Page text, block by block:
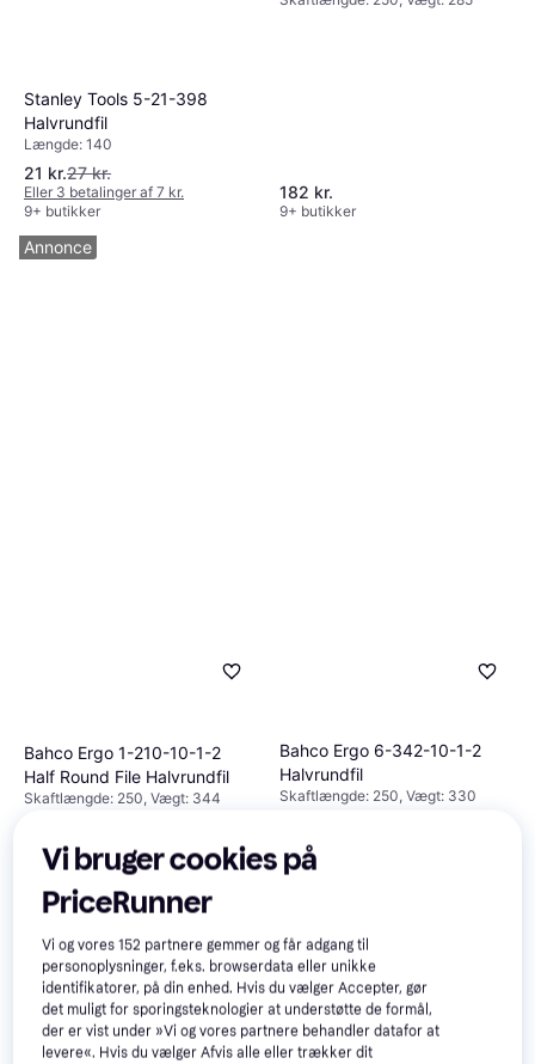
Stanley Tools 5-21-398
Halvrundfil
Længde: 140
21 kr.27 kr.
Eller 3 betalinger af 7 kr.
9+ butikker
182 kr.
9+ butikker
Bahco Ergo 1-210-10-1-2
Half Round File Halvrundfil
Skaftlængde: 250, Vægt: 344
Eller 3 betalinger af 49 kr.
9+ butikker
Bahco Ergo 6-342-10-1-2
Halvrundfil
Skaftlængde: 250, Vægt: 330
137 kr.
6 butikker
Bahco Ergo 1-210-06-2-2
Halvrundfil
Skaftlængde: 150, Vægt: 100
Annonce
Vi bruger cookies på
PriceRunner
Vi og vores152 partnere gemmer og får adgang til
personoplysninger, f.eks. browserdata eller unikke
identifikatorer, på din enhed. Hvis du vælger Accepter, gør
det muligt for sporingsteknologier at understøtte de formål,
der er vist under »Vi og vores partnere behandler datafor at
levere«. Hvis du vælger Afvis alle eller trækker dit